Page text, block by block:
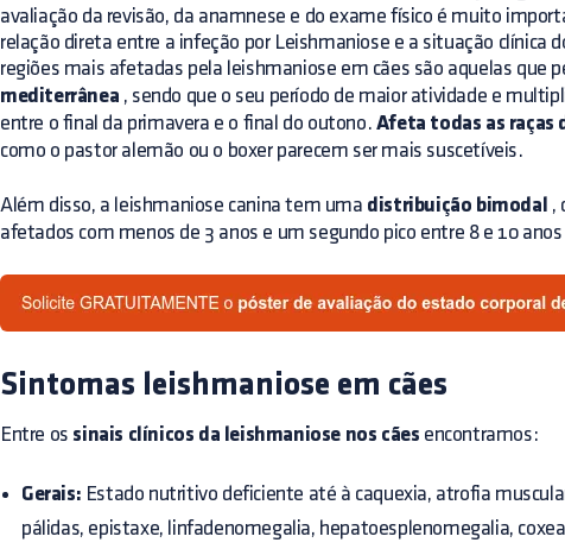
avaliação da revisão, da anamnese e do exame físico é muito
relação direta entre a infeção por Leishmaniose e a situação clínica
regiões mais afetadas pela leishmaniose em cães são aquelas que
mediterrânea , sendo que o seu período de maior atividade e
entre o final da primavera e o final do outono. Afeta todas as raças
como o pastor alemão ou o boxer parecem ser mais suscetíveis.
Além disso, a leishmaniose canina tem uma distribuição bimodal ,
afetados com menos de 3 anos e um segundo pico entre 8 e 10
Sintomas leishmaniose em cães
Entre os sinais clínicos da leishmaniose nos cães encontramos:
Gerais: Estado nutritivo deficiente até à caquexia, atrofia
pálidas, epistaxe, linfadenomegalia, hepatoesplenomegalia,